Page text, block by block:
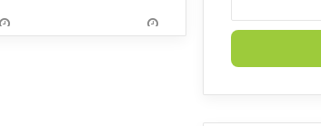
واکنش دبیرخانه نمایشگاه فارمکس 2023 در